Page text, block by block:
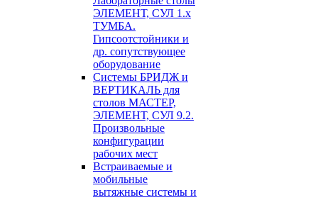
ЭЛЕМЕНТ, СУЛ 1.х
ТУМБА.
Гипсоотстойники и
др. сопутствующее
оборудование
Системы БРИДЖ и
ВЕРТИКАЛЬ для
столов МАСТЕР,
ЭЛЕМЕНТ, СУЛ 9.2.
Произвольные
конфигурации
рабочих мест
Встраиваемые и
мобильные
вытяжные системы и